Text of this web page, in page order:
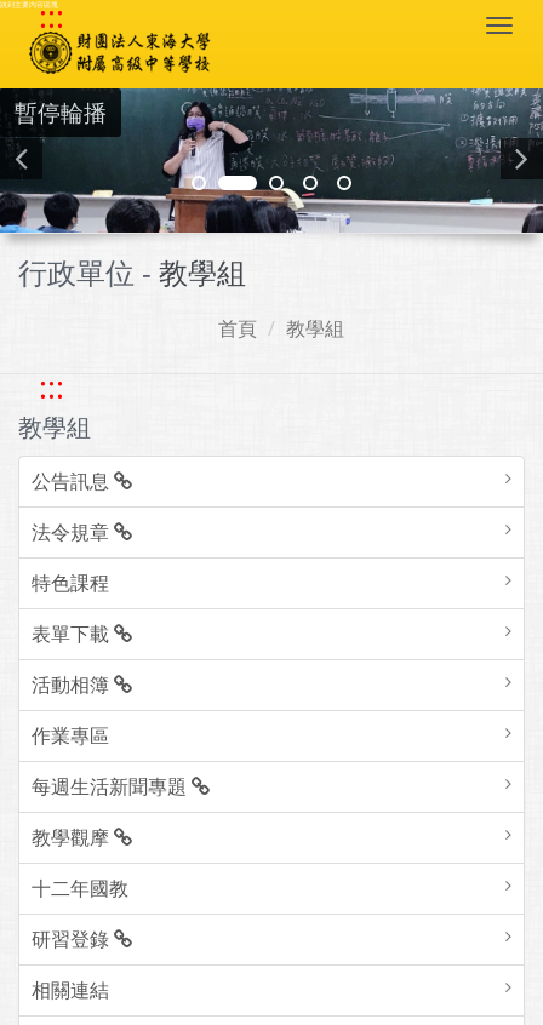
跳到主要內容區塊
:::
暫停輪播
行政單位 - 教學組
首頁 教學組
:::
教學組
公告訊息
法令規章
特色課程
表單下載
活動相簿
作業專區
每週生活新聞專題
教學觀摩
十二年國教
研習登錄
相關連結